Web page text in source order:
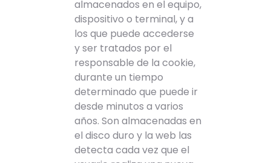
almacenados en el equipo,
dispositivo o terminal, y a
los que puede accederse
y ser tratados por el
responsable de la cookie,
durante un tiempo
determinado que puede ir
desde minutos a varios
años. Son almacenadas en
el disco duro y la web las
detecta cada vez que el